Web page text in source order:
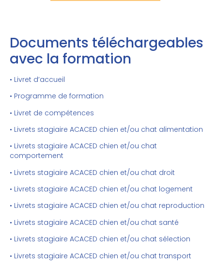
Documents téléchargeables
avec la formation
• Livret d’accueil
• Programme de formation
• Livret de compétences
• Livrets stagiaire ACACED chien et/ou chat alimentation
• Livrets stagiaire ACACED chien et/ou chat
comportement
• Livrets stagiaire ACACED chien et/ou chat droit
• Livrets stagiaire ACACED chien et/ou chat logement
• Livrets stagiaire ACACED chien et/ou chat reproduction
• Livrets stagiaire ACACED chien et/ou chat santé
• Livrets stagiaire ACACED chien et/ou chat sélection
• Livrets stagiaire ACACED chien et/ou chat transport